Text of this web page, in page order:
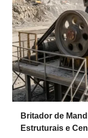
Britador de
Estruturais e